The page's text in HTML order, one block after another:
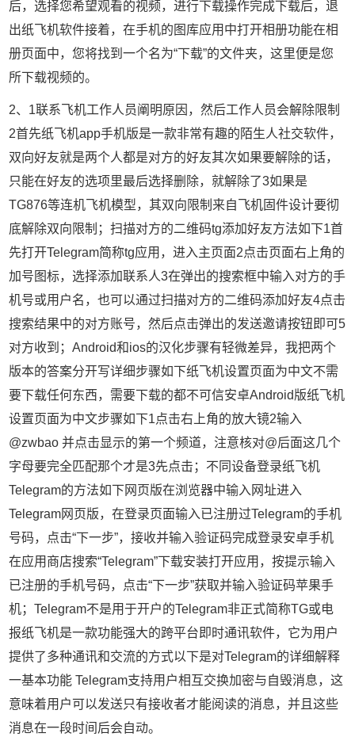
后，选择您希望观看的视频，进行下载操作完成下载后，退
出纸飞机软件接着，在手机的图库应用中打开相册功能在相
册页面中，您将找到一个名为“下载”的文件夹，这里便是您
所下载视频的。
2、1联系飞机工作人员阐明原因，然后工作人员会解除限制
2首先纸飞机app手机版是一款非常有趣的陌生人社交软件，
双向好友就是两个人都是对方的好友其次如果要解除的话，
只能在好友的选项里最后选择删除，就解除了3如果是
TG876等连机飞机模型，其双向限制来自飞机固件设计要彻
底解除双向限制；扫描对方的二维码tg添加好友方法如下1首
先打开Telegram简称tg应用，进入主页面2点击页面右上角的
加号图标，选择添加联系人3在弹出的搜索框中输入对方的手
机号或用户名，也可以通过扫描对方的二维码添加好友4点击
搜索结果中的对方账号，然后点击弹出的发送邀请按钮即可5
对方收到；Android和ios的汉化步骤有轻微差异，我把两个
版本的答案分开写详细步骤如下纸飞机设置页面为中文不需
要下载任何东西，需要下载的都不可信安卓Android版纸飞机
设置页面为中文步骤如下1点击右上角的放大镜2输入
@zwbao 并点击显示的第一个频道，注意核对@后面这几个
字母要完全匹配那个才是3先点击；不同设备登录纸飞机
Telegram的方法如下网页版在浏览器中输入网址进入
Telegram网页版，在登录页面输入已注册过Telegram的手机
号码，点击“下一步”，接收并输入验证码完成登录安卓手机
在应用商店搜索“Telegram”下载安装打开应用，按提示输入
已注册的手机号码，点击“下一步”获取并输入验证码苹果手
机；Telegram不是用于开户的Telegram非正式简称TG或电
报纸飞机是一款功能强大的跨平台即时通讯软件，它为用户
提供了多种通讯和交流的方式以下是对Telegram的详细解释
一基本功能 Telegram支持用户相互交换加密与自毁消息，这
意味着用户可以发送只有接收者才能阅读的消息，并且这些
消息在一段时间后会自动。